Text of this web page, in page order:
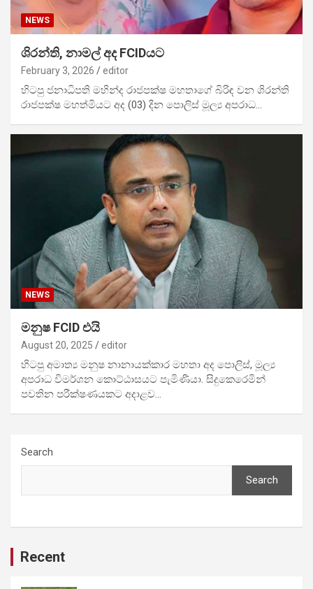
NEWS
ශිරන්ති, නාමල් අද FCIDයට
February 3, 2026 editor
හිටපු ජනාධිපති මහින්ද රාජපක්ෂ මහතාගේ බිරිඳ වන ශිරන්ති
රාජපක්ෂ මහත්මියට අද (03) දින පොලිස් මූල්‍ය අපරාධ…
NEWS
මනුෂ FCID එයි
August 20, 2025 editor
හිටපු අමාත්‍ය මනුෂ නානායක්කාර මහතා අද පොලිස්, මූල්‍ය
අපරාධ විමර්ශන කොට්ඨාසයට පැමිණියා. සිදුකෙරෙමින්
පවතින පරීක්ෂණයකට අදාළව…
Search
Search
Recent